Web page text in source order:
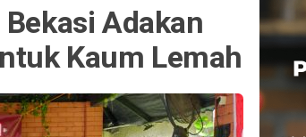
Adakan
Kaum Lemah